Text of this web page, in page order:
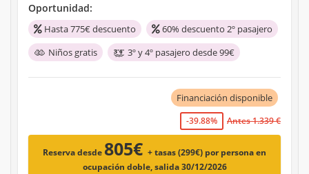
Oportunidad:
Hasta 775€ descuento
60% descuento 2º pasajero
Niños gratis
3º y 4º pasajero desde 99€
Financiación disponible
-39.88% Antes 1.339 €
Reserva desde 805€ + tasas (299€) por persona en
ocupación doble, salida 30/12/2026